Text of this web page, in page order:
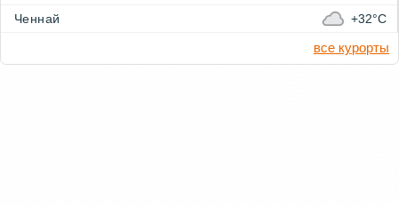
Ченнай
+32°C
все курорты